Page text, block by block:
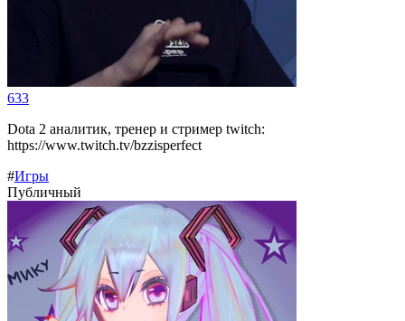
633
Dota 2 аналитик, тренер и стример twitch:
https://www.twitch.tv/bzzisperfect
#Игры
Публичный